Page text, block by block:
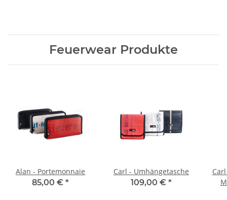
Feuerwear Produkte
Alan - Portemonnaie
85,00 € *
Carl - Umhängetasche
109,00 € *